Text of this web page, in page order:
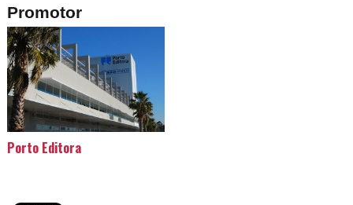
Promotor
Porto Editora